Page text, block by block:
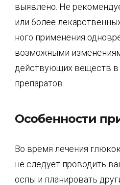
выявлено. Не
или более
ного применения
возможными
дей­ствующих веществ в
препаратов.
Особенности
Во время лечения
не следует проводить
оспы и планировать